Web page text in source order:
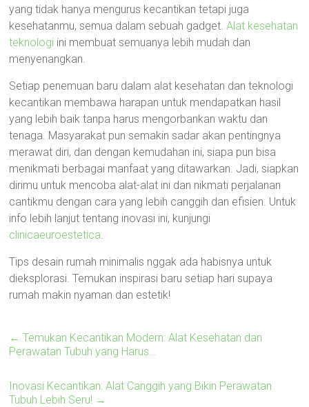
yang tidak hanya mengurus kecantikan tetapi juga
kesehatanmu, semua dalam sebuah gadget.Alat kesehatan
teknologi ini membuat semuanya lebih mudah dan
menyenangkan.
Setiap penemuan baru dalam alat kesehatan dan teknologi
kecantikan membawa harapan untuk mendapatkan hasil
yang lebih baik tanpa harus mengorbankan waktu dan
tenaga. Masyarakat pun semakin sadar akan pentingnya
merawat diri, dan dengan kemudahan ini, siapa pun bisa
menikmati berbagai manfaat yang ditawarkan. Jadi, siapkan
dirimu untuk mencoba alat-alat ini dan nikmati perjalanan
cantikmu dengan cara yang lebih canggih dan efisien. Untuk
info lebih lanjut tentang inovasi ini, kunjungi
clinicaeuroestetica.
Tips desain rumah minimalis nggak ada habisnya untuk
dieksplorasi. Temukan inspirasi baru setiap hari supaya
rumah makin nyaman dan estetik!
← Temukan Kecantikan Modern: Alat Kesehatan dan
Perawatan Tubuh yang Harus…
Inovasi Kecantikan: Alat Canggih yang Bikin Perawatan
Tubuh Lebih Seru! →